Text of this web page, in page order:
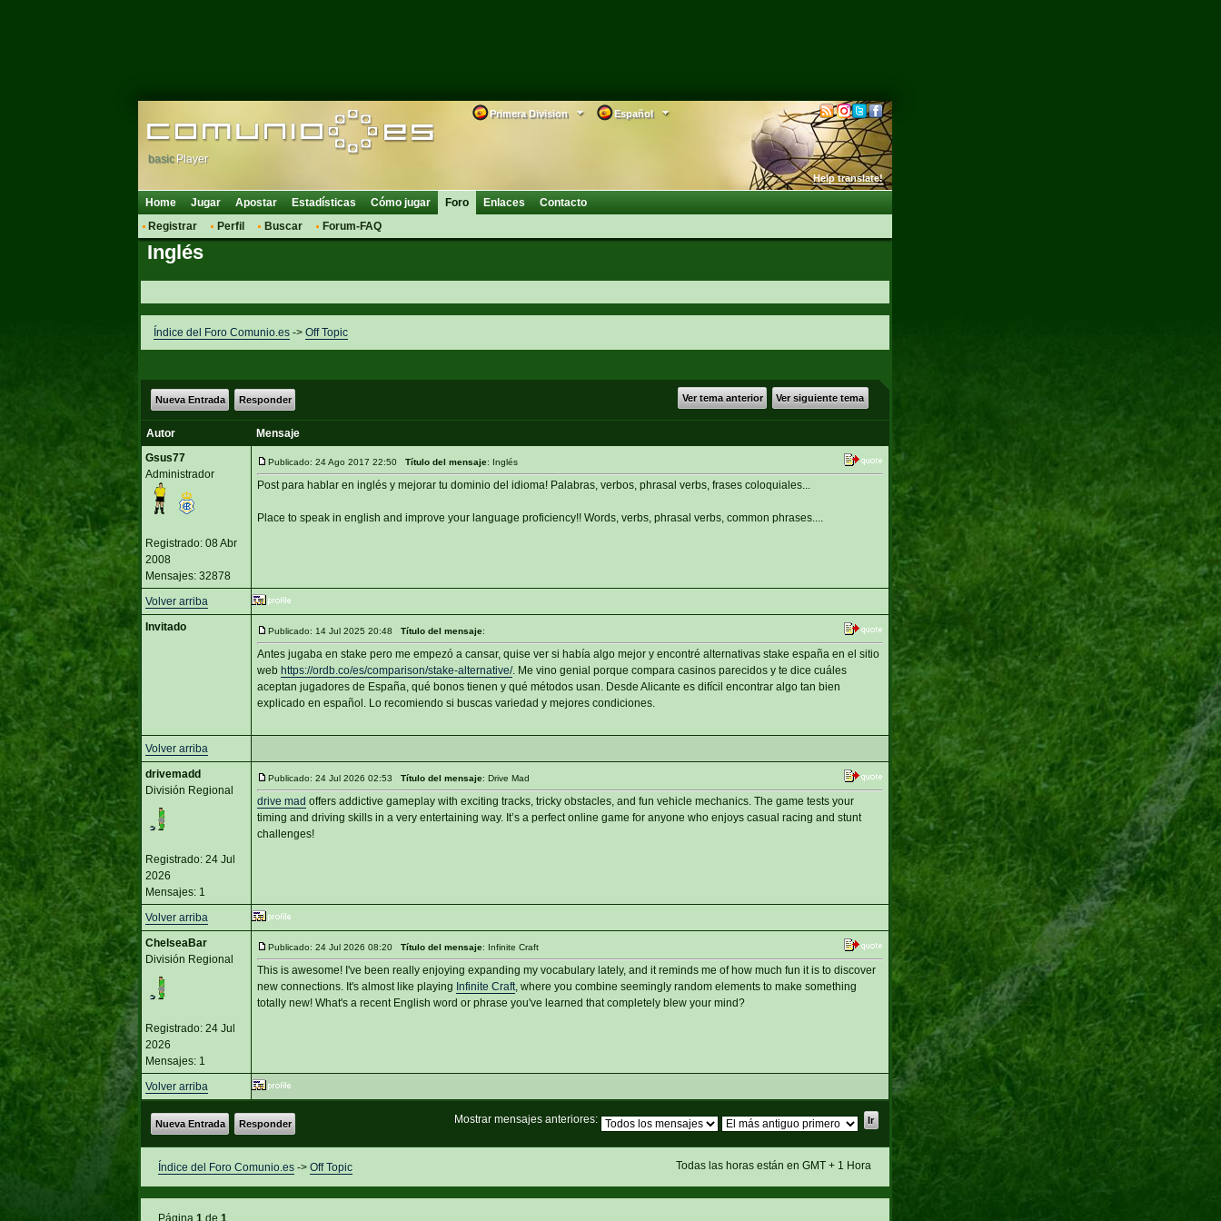
Español
Primera Division
Help translate!
basic Player
Home Jugar Apostar Estadísticas Cómo jugar
Foro
Registrar
Perfil Buscar Forum-FAQ
Enlaces Contacto
Inglés
Índice del Foro Comunio.es-> Off Topic
Ver tema anterior Ver siguiente tema
Nueva Entrada Responder
Autor
Mensaje
Gsus77
Administrador
Registrado: 08 Abr
2008
Mensajes: 32878
Publicado: 24 Ago 2017 22:50 Título del mensaje: Inglés
Post para hablar en inglés y mejorar tu dominio del idioma! Palabras, verbos, phrasal verbs, frases coloquiales...
Place to speak in english and improve your language proficiency!! Words, verbs, phrasal verbs, common phrases....
Volver arriba
Invitado
Publicado: 14 Jul 2025 20:48 Título del mensaje:
Antes jugaba en stake pero me empezó a cansar, quise ver si había algo mejor y encontré alternativas stake españa en el sitio
web https://ordb.co/es/comparison/stake-alternative/. Me vino genial porque compara casinos parecidos y te dice cuáles
aceptan jugadores de España, qué bonos tienen y qué métodos usan. Desde Alicante es difícil encontrar algo tan bien
explicado en español. Lo recomiendo si buscas variedad y mejores condiciones.
Volver arriba
drivemadd
División Regional
Registrado: 24 Jul
2026
Mensajes: 1
Publicado: 24 Jul 2026 02:53 Título del mensaje: Drive Mad
drive mad offers addictive gameplay with exciting tracks, tricky obstacles, and fun vehicle mechanics. The game tests your
timing and driving skills in a very entertaining way. It’s a perfect online game for anyone who enjoys casual racing and stunt
challenges!
Volver arriba
ChelseaBar
División Regional
Registrado: 24 Jul
2026
Mensajes: 1
Publicado: 24 Jul 2026 08:20 Título del mensaje: Infinite Craft
This is awesome! I've been really enjoying expanding my vocabulary lately, and it reminds me of how much fun it is to discover
new connections. It's almost like playing Infinite Craft, where you combine seemingly random elements to make something
totally new! What's a recent English word or phrase you've learned that completely blew your mind?
Volver arriba
Mostrar mensajes anteriores:
Nueva Entrada Responder
Todas las horas están en GMT + 1 Hora
Índice del Foro Comunio.es-> Off Topic
Página 1 de 1